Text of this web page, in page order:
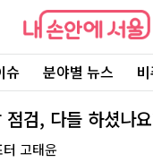
내
손
에
울
슈 분야별 뉴스
점검, 다들 하셨나
고태윤